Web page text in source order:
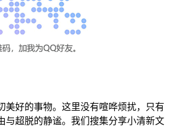
美好的事物。这里没有喧哗烦扰，只有
与超脱的静谧。我们搜集分享小清新文